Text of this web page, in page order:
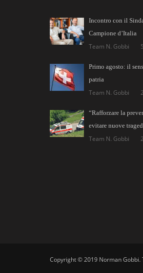
Incontro con il
Campione d’Italia
Team N. Gobbi
Primo agosto: il
patria
Team N. Gobbi
“Rafforzare la
evitare nuove
Team N. Gobbi
Copyright © 2019 Norman